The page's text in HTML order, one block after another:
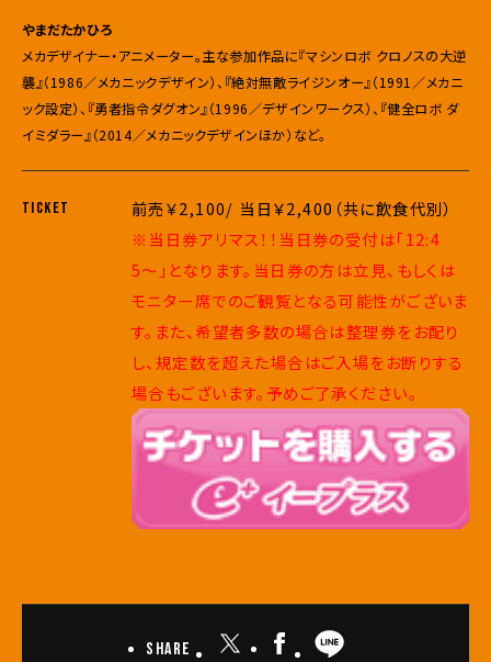
やまだたかひろ
メカデザイナー・アニメーター。主な参加作品に『マシンロボ クロノスの大逆
襲』（1986／メカニックデザイン）、『絶対無敵ライジンオー』（1991／メカニ
ック設定）、『勇者指令ダグオン』（1996／デザインワークス）、『健全ロボ ダ
イミダラー』（2014／メカニックデザインほか）など。
TICKET
前売￥2,100/ 当日￥2,400（共に飲食代別）
※当日券アリマス！！当日券の受付は「12:4
5〜」となります。当日券の方は立見、もしくは
モニター席でのご観覧となる可能性がございま
す。また、希望者多数の場合は整理券をお配り
し、規定数を超えた場合はご入場をお断りする
場合もございます。予めご了承ください。
Share